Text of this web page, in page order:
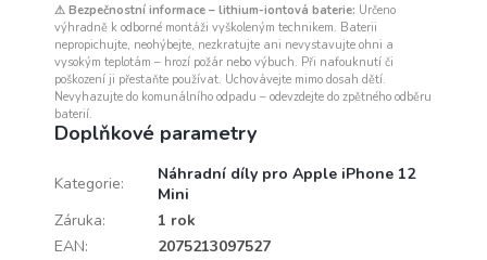
⚠ Bezpečnostní informace – lithium-iontová baterie: Určeno
výhradně k odborné montáži vyškoleným technikem. Baterii
nepropichujte, neohýbejte, nezkratujte ani nevystavujte ohni a
vysokým teplotám – hrozí požár nebo výbuch. Při nafouknutí či
poškození ji přestaňte používat. Uchovávejte mimo dosah dětí.
Nevyhazujte do komunálního odpadu – odevzdejte do zpětného odběru
baterií.
Doplňkové parametry
Kategorie:
Náhradní díly pro Apple iPhone 12
Mini
Záruka:
1 rok
EAN:
2075213097527